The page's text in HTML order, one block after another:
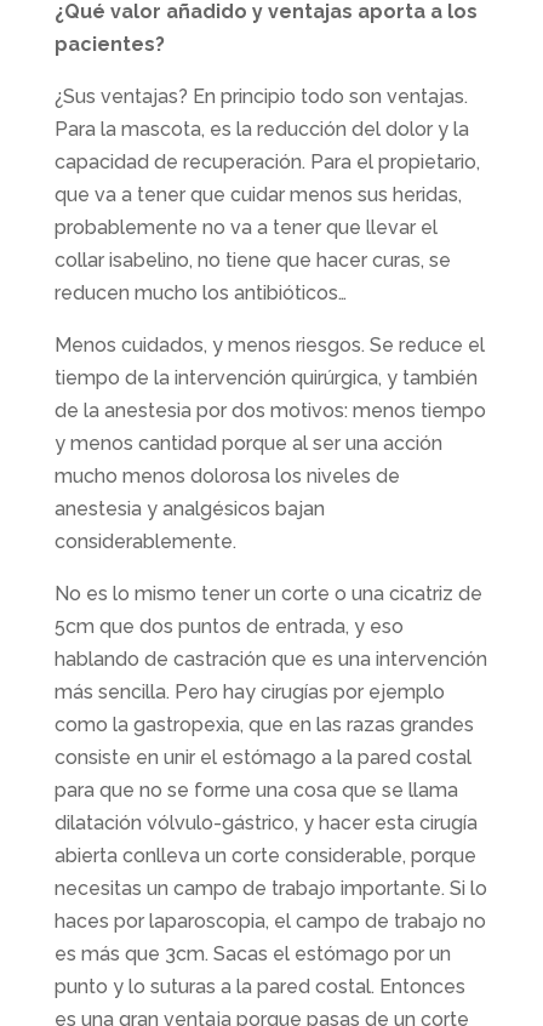
¿Qué valor añadido y ventajas aporta a los
pacientes?
¿Sus ventajas? En principio todo son ventajas.
Para la mascota, es la reducción del dolor y la
capacidad de recuperación. Para el propietario,
que va a tener que cuidar menos sus heridas,
probablemente no va a tener que llevar el
collar isabelino, no tiene que hacer curas, se
reducen mucho los antibióticos…
Menos cuidados, y menos riesgos. Se reduce el
tiempo de la intervención quirúrgica, y también
de la anestesia por dos motivos: menos tiempo
y menos cantidad porque al ser una acción
mucho menos dolorosa los niveles de
anestesia y analgésicos bajan
considerablemente.
No es lo mismo tener un corte o una cicatriz de
5cm que dos puntos de entrada, y eso
hablando de castración que es una intervención
más sencilla. Pero hay cirugías por ejemplo
como la gastropexia, que en las razas grandes
consiste en unir el estómago a la pared costal
para que no se forme una cosa que se llama
dilatación vólvulo-gástrico, y hacer esta cirugía
abierta conlleva un corte considerable, porque
necesitas un campo de trabajo importante. Si lo
haces por laparoscopia, el campo de trabajo no
es más que 3cm. Sacas el estómago por un
punto y lo suturas a la pared costal. Entonces
es una gran ventaja porque pasas de un corte